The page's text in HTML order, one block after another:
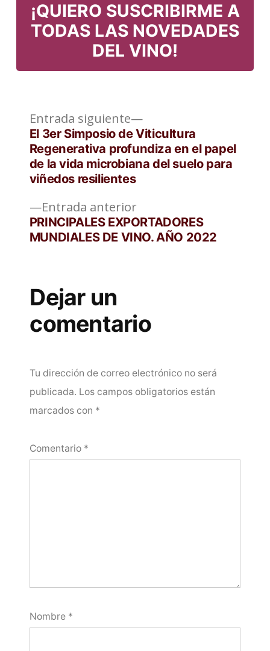
¡QUIERO SUSCRIBIRME A
TODAS LAS NOVEDADES
DEL VINO!
Navegación
de
entradas
Entrada anteriorEntrada
anterior:
PRINCIPALES EXPORTADORES
MUNDIALES DE VINO. AÑO 2022
Entrada siguiente
Entrada
siguiente:
El 3er Simposio de Viticultura
Regenerativa profundiza en el papel
de la vida microbiana del suelo para
viñedos resilientes
Dejar un
comentario
Tu dirección de correo electrónico no será
publicada. Los campos obligatorios están
marcados con *
Comentario *
Nombre *